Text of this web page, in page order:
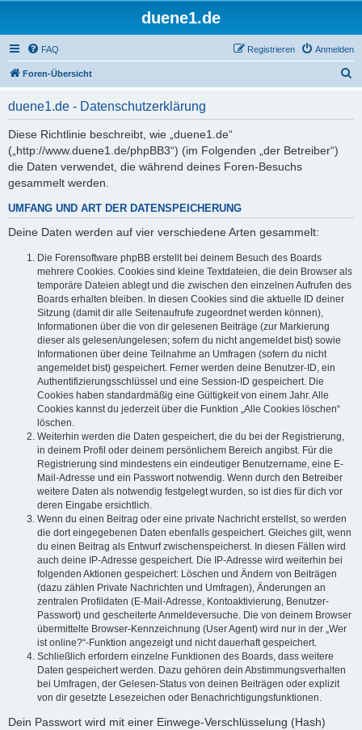
duene1.de
FAQ Anmelden
Registrieren
Foren-Übersicht
duene1.de - Datenschutzerklärung
Diese Richtlinie beschreibt, wie „duene1.de“
(„http://www.duene1.de/phpBB3“) (im Folgenden „der Betreiber“)
die Daten verwendet, die während deines Foren-Besuchs
gesammelt werden.
UMFANG UND ART DER DATENSPEICHERUNG
Deine Daten werden auf vier verschiedene Arten gesammelt:
Die Forensoftware phpBB erstellt bei deinem Besuch des Boards
mehrere Cookies. Cookies sind kleine Textdateien, die dein Browser als
temporäre Dateien ablegt und die zwischen den einzelnen Aufrufen des
Boards erhalten bleiben. In diesen Cookies sind die aktuelle ID deiner
Sitzung (damit dir alle Seitenaufrufe zugeordnet werden können),
Informationen über die von dir gelesenen Beiträge (zur Markierung
dieser als gelesen/ungelesen; sofern du nicht angemeldet bist) sowie
Informationen über deine Teilnahme an Umfragen (sofern du nicht
angemeldet bist) gespeichert. Ferner werden deine Benutzer-ID, ein
Authentifizierungsschlüssel und eine Session-ID gespeichert. Die
Cookies haben standardmäßig eine Gültigkeit von einem Jahr. Alle
Cookies kannst du jederzeit über die Funktion „Alle Cookies löschen“
löschen.
Weiterhin werden die Daten gespeichert, die du bei der Registrierung,
in deinem Profil oder deinem persönlichem Bereich angibst. Für die
Registrierung sind mindestens ein eindeutiger Benutzername, eine E-
Mail-Adresse und ein Passwort notwendig. Wenn durch den Betreiber
weitere Daten als notwendig festgelegt wurden, so ist dies für dich vor
deren Eingabe ersichtlich.
Wenn du einen Beitrag oder eine private Nachricht erstellst, so werden
die dort eingegebenen Daten ebenfalls gespeichert. Gleiches gilt, wenn
du einen Beitrag als Entwurf zwischenspeicherst. In diesen Fällen wird
auch deine IP-Adresse gespeichert. Die IP-Adresse wird weiterhin bei
folgenden Aktionen gespeichert: Löschen und Ändern von Beiträgen
(dazu zählen Private Nachrichten und Umfragen), Änderungen an
zentralen Profildaten (E-Mail-Adresse, Kontoaktivierung, Benutzer-
Passwort) und gescheiterte Anmeldeversuche. Die von deinem Browser
übermittelte Browser-Kennzeichnung (User Agent) wird nur in der „Wer
ist online?“-Funktion angezeigt und nicht dauerhaft gespeichert.
Schließlich erfordern einzelne Funktionen des Boards, dass weitere
Daten gespeichert werden. Dazu gehören dein Abstimmungsverhalten
bei Umfragen, der Gelesen-Status von deinen Beiträgen oder explizit
von dir gesetzte Lesezeichen oder Benachrichtigungsfunktionen.
Dein Passwort wird mit einer Einwege-Verschlüsselung (Hash)